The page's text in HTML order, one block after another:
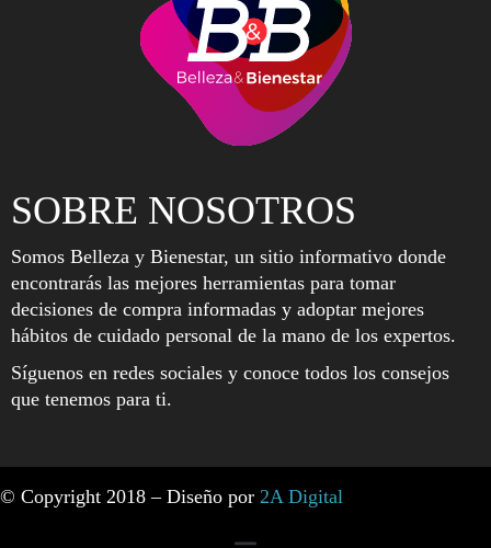
SOBRE NOSOTROS
Somos Belleza y Bienestar, un sitio informativo donde
encontrarás las mejores herramientas para tomar
decisiones de compra informadas y adoptar mejores
hábitos de cuidado personal de la mano de los expertos.
Síguenos en redes sociales y conoce todos los consejos
que tenemos para ti.
© Copyright 2018 – Diseño por 2A Digital